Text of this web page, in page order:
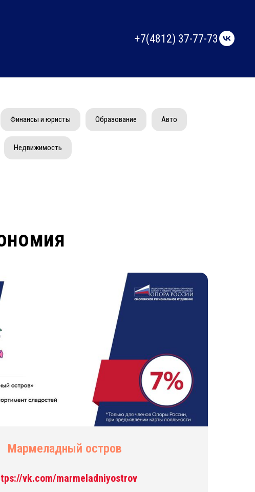
+7(4812) 37-77-73
Финансы и юристы Образование Авто
Недвижимость
Мармеладный остров
vk.com/marmeladniyostrov